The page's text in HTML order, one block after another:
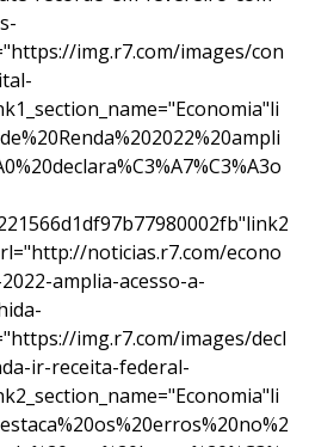
img.r7.com/images/con
noticias.r7.com/econo
amplia-acesso-a-
img.r7.com/images/decl
ir-receita-federal-